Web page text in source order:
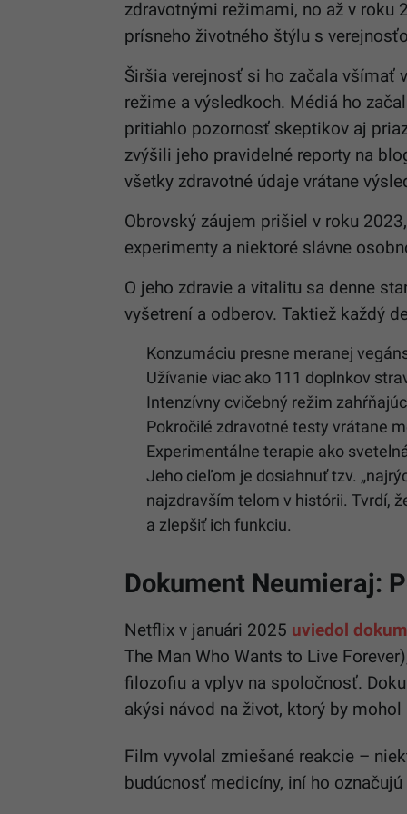
zdravotnými režimami, no až v
prísneho životného štýlu s
Širšia verejnosť si ho začala všímať
režime a výsledkoch. Médiá ho
pritiahlo pozornosť skeptikov aj
zvýšili jeho pravidelné reporty na
všetky zdravotné údaje vrátane
Obrovský záujem prišiel v roku
experimenty a niektoré slávne
O jeho zdravie a vitalitu sa denne
vyšetrení a odberov. Taktiež každý
Konzumáciu presne meranej
Užívanie viac ako 111 doplnkov
Intenzívny cvičebný režim
Pokročilé zdravotné testy vrátane
Experimentálne terapie ako
Jeho cieľom je dosiahnuť tzv.
najzdravším telom v histórii. Tvrdí,
a zlepšiť ich funkciu.
Dokument Neumieraj:
Netflix v januári 2025 uviedol
The Man Who Wants to Live
filozofiu a vplyv na spoločnosť.
akýsi návod na život, ktorý by
Film vyvolal zmiešané reakcie –
budúcnosť medicíny, iní ho